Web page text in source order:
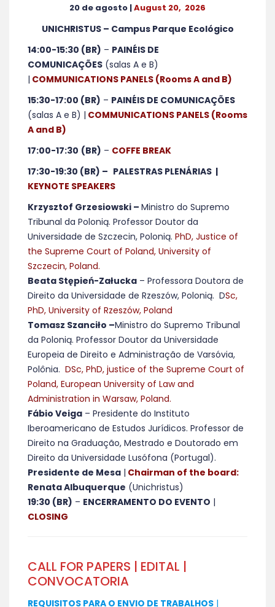
20 de agosto |August 20, 2026
UNICHRISTUS – Campus Parque Ecológico
14:00-15:30 (BR) – PAINÉIS DE
COMUNICAÇÕES (salas A e B)
| COMMUNICATIONS PANELS (Rooms A and B)
15:30-17:00 (BR) – PAINÉIS DE COMUNICAÇÕES
(salas A e B) | COMMUNICATIONS PANELS (Rooms
A and B)
17:00-17:30 (BR) – COFFE BREAK
17:30-19:30 (BR) – PALESTRAS PLENÁRIAS |
KEYNOTE SPEAKERS
Krzysztof Grzesiowski – Ministro do Supremo
Tribunal da Polonią. Professor Doutor da
Universidade de Szczecin, Polonią. PhD, Justice of
the Supreme Court of Poland, University of
Szczecin, Poland.
Beata Stępień-Załucka – Professora Doutora de
Direito da Universidade de Rzeszów, Polonią. DSc,
PhD, University of Rzeszów, Poland
Tomasz Szanciło –Ministro do Supremo Tribunal
da Polonią. Professor Doutor da Universidade
Europeia de Direito e Administração de Varsóvia,
Polônia. DSc, PhD, justice of the Supreme Court of
Poland, European University of Law and
Administration in Warsaw, Poland.
Fábio Veiga – Presidente do Instituto
Iberoamericano de Estudos Jurídicos. Professor de
Direito na Graduação, Mestrado e Doutorado em
Direito da Universidade Lusófona (Portugal).
Presidente de Mesa | Chairman of the board:
Renata Albuquerque (Unichristus)
19:30 (BR) – ENCERRAMENTO DO EVENTO |
CLOSING
CALL FOR PAPERS | EDITAL |
CONVOCATORIA
REQUISITOS PARA O ENVIO DE TRABALHOS |